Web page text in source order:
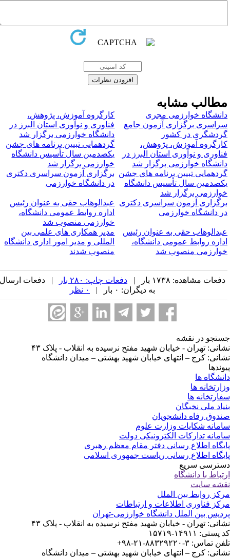
مشابه
خوارزمی مجری
برگزاری آزمون جامع
در کشور
کارگروه آموزش، پژوهش،
فناوری و نوآوری استان البرز در
دانشگاه خوارزمی برگزار شد
آموزش، پژوهش،
و نوآوری استان البرز در
خوارزمی برگزار شد
گردهمایی تبیین برنامه های جشن
یکصدمین سال تأسیس دانشگاه
خوارزمی برگزار شد
تبیین برنامه های جشن
سال تأسیس دانشگاه
برگزار شد
برگزاری آزمون سراسری دکتری
در دانشگاه خوارزمی
آزمون سراسری دکتری
دانشگاه خوارزمی
عبدالوهاب حقی به عنوان رئیس
اداره روابط عمومی دانشگاه،
خوارزمی منصوب شد
حقی به عنوان رئیس
روابط عمومی دانشگاه،
منصوب شد
مدیر همکاری های علمی بین
المللی و مدیر امور اداری دانشگاه
منصوب شدند
دفعات مشاهده: ۱۷۳۸ بار | دفعات چاپ: ۲۸۰ بار
| دفعات ارسال
به دیگران: ۰ بار |
در نقشه
تهران - خیابان شهید مفتح نرسیده به انقلاب - پلاک ۴۳
کرج – انتهای خیابان شهید بهشتی – میدان دانشگاه
ها
ها
ها
ملی نخبگان
رفاه دانشجویان
شکایات وزارت علوم
تدارکات الکترونیکی دولت
اطلاع رسانی دفتر مقام معظم رهبری
اطلاع رسانی ریاست جمهوری اسلامی
سریع
با دانشگاه
سایت
روابط بین الملل
فناوری اطلاعات و ارتباطات
بین الملل دانشگاه خوارزمی-تهران
تهران - خیابان شهید مفتح نرسیده به انقلاب - پلاک ۴۳
۱۴۹۱۱-۱۵۷۱۹
تماس: ۳-۸۸۳۲۹۲۲۰-۲۱-۹۸+
کرج – انتهای خیابان شهید بهشتی – میدان دانشگاه